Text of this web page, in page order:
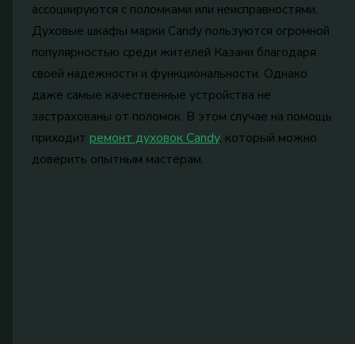
ассоциируются с поломками или неисправностями.
Духовые шкафы марки Candy пользуются огромной
популярностью среди жителей Казани благодаря
своей надежности и функциональности. Однако
даже самые качественные устройства не
застрахованы от поломок. В этом случае на помощь
приходитремонт духовок Candy, который можно
доверить опытным мастерам.